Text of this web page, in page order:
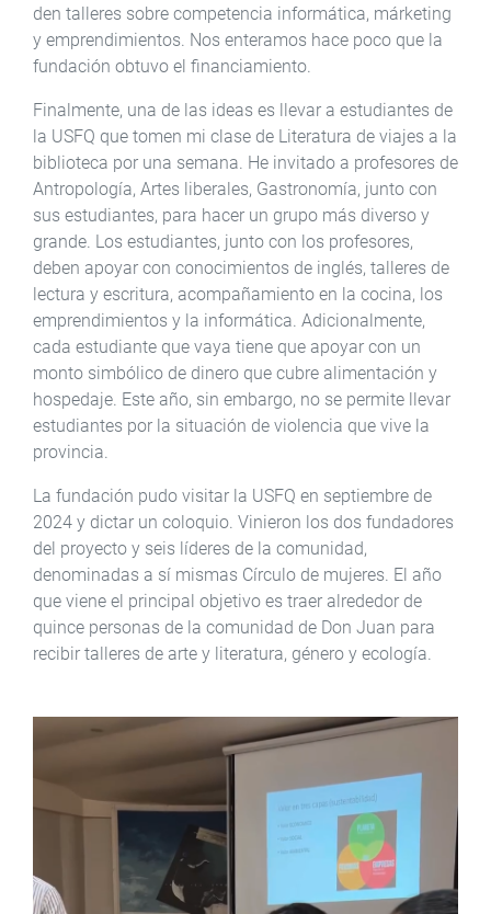
den talleres sobre competencia informática, márketing
y emprendimientos. Nos enteramos hace poco que la
fundación obtuvo el financiamiento.
Finalmente, una de las ideas es llevar a estudiantes de
la USFQ que tomen mi clase de Literatura de viajes a la
biblioteca por una semana. He invitado a profesores de
Antropología, Artes liberales, Gastronomía, junto con
sus estudiantes, para hacer un grupo más diverso y
grande. Los estudiantes, junto con los profesores,
deben apoyar con conocimientos de inglés, talleres de
lectura y escritura, acompañamiento en la cocina, los
emprendimientos y la informática. Adicionalmente,
cada estudiante que vaya tiene que apoyar con un
monto simbólico de dinero que cubre alimentación y
hospedaje. Este año, sin embargo, no se permite llevar
estudiantes por la situación de violencia que vive la
provincia.
La fundación pudo visitar la USFQ en septiembre de
2024 y dictar un coloquio. Vinieron los dos fundadores
del proyecto y seis líderes de la comunidad,
denominadas a sí mismas Círculo de mujeres. El año
que viene el principal objetivo es traer alrededor de
quince personas de la comunidad de Don Juan para
recibir talleres de arte y literatura, género y ecología.